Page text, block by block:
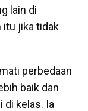
lain di
itu jika tidak
perbedaan
baik dan
di kelas. Ia